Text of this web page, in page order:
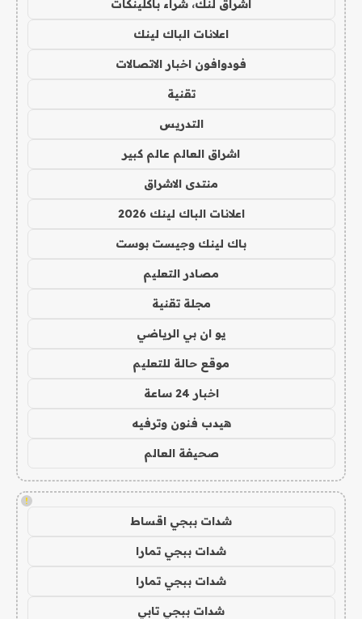
اشراق لنك، شراء باكلينكات
اعلانات الباك لينك
فودوافون اخبار الاتصالات
تقنية
التدريس
اشراق العالم عالم كبير
منتدى الاشراق
اعلانات الباك لينك 2026
باك لينك وجيست بوست
مصادر التعليم
مجلة تقنية
يو ان بي الرياضي
موقع حالة للتعليم
اخبار 24 ساعة
هيدب فنون وترفيه
صحيفة العالم
!
شدات ببجي اقساط
شدات ببجي تمارا
شدات ببجي تمارا
شدات ببجي تابي